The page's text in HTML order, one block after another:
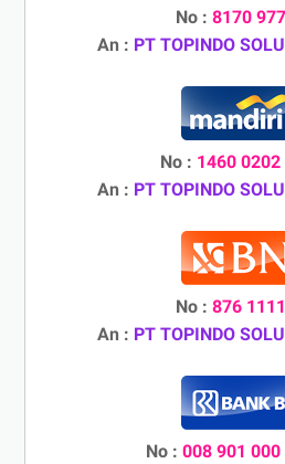
No : 8170
An : PT TOPINDO
No : 1460 0202
An : PT TOPINDO
No : 876
An : PT TOPINDO
No : 008 901